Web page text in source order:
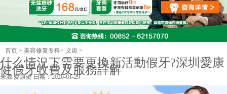
首页 > 美容修复专科> 义齿 >
什么情況下需要更換新活動假牙?深圳愛康
健假牙收費及服務詳解
来源:愛康健日期：2026-01-29